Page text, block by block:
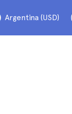
Argentina (USD)